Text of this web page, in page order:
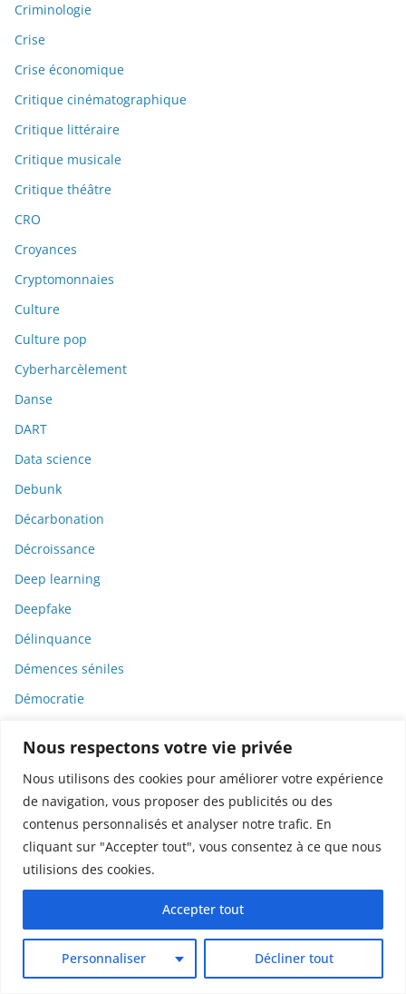
Nous respectons votre vie privée
Nous utilisons des cookies pour améliorer votre expérience
de navigation, vous proposer des publicités ou des
contenus personnalisés et analyser notre trafic. En
cliquant sur "Accepter tout", vous consentez à ce que nous
utilisions des cookies.
Personnaliser Décliner tout
Accepter tout
Criminologie
Crise
Crise économique
Critique cinématographique
Critique littéraire
Critique musicale
Critique théâtre
CRO
Croyances
Cryptomonnaies
Culture
Culture pop
Cyberharcèlement
Danse
DART
Data science
Debunk
Décarbonation
Décroissance
Deep learning
Deepfake
Délinquance
Démences séniles
Démocratie
Déni de science
Dénialisme
Dénigrement
Dénutrition
Déontologie
dépression atypique
dépression souriante